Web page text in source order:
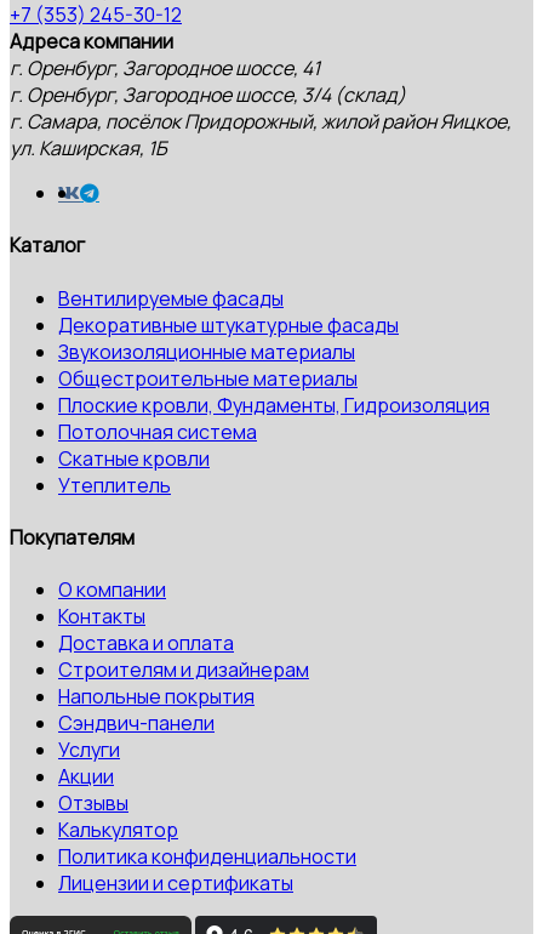
+7 (353) 245-30-12
Адреса компании
г. Оренбург, Загородное шоссе, 41
г. Оренбург, Загородное шоссе, 3/4 (склад)
г. Самара, посёлок Придорожный, жилой район Яицкое,
ул. Каширская, 1Б
Каталог
Вентилируемые фасады
Декоративные штукатурные фасады
Звукоизоляционные материалы
Общестроительные материалы
Плоские кровли, Фундаменты, Гидроизоляция
Потолочная система
Скатные кровли
Утеплитель
Покупателям
О компании
Контакты
Доставка и оплата
Строителям и дизайнерам
Напольные покрытия
Сэндвич-панели
Услуги
Акции
Отзывы
Калькулятор
Политика конфиденциальности
Лицензии и сертификаты